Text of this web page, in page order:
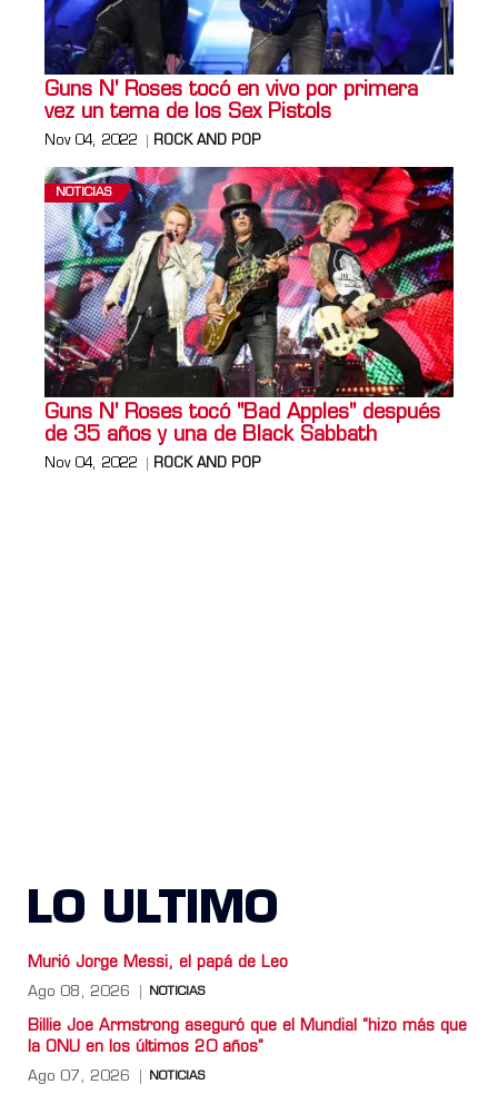
Guns N' Roses tocó en vivo por primera
vez un tema de los Sex Pistols
Nov 04, 2022 ROCK AND POP
NOTICIAS
Guns N' Roses tocó "Bad Apples" después
de 35 años y una de Black Sabbath
Nov 04, 2022 ROCK AND POP
LO ULTIMO
Murió Jorge Messi, el papá de Leo
Ago 08, 2026 NOTICIAS
Billie Joe Armstrong aseguró que el Mundial “hizo más que
la ONU en los últimos 20 años”
Ago 07, 2026 NOTICIAS